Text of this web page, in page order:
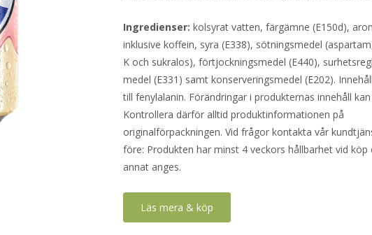
Ingredienser: kolsyrat vatten, färgämne (E150d),
inklusive koffein, syra (E338), sötningsmedel
K och sukralos), förtjockningsmedel (E440),
medel (E331) samt konserveringsmedel (E202).
till fenylalanin. Förändringar i produkternas innehåll kan
Kontrollera därför alltid produktinformationen på
originalförpackningen. Vid frågor kontakta vår
före: Produkten har minst 4 veckors hållbarhet vid köp
annat anges.
Läs mera & köp